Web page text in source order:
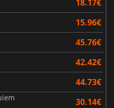
18.17€
15.96€
45.76€
42.42€
44.73€
30.14€